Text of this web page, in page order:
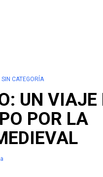
SIN CATEGORÍA
UN VIAJE
POR LA